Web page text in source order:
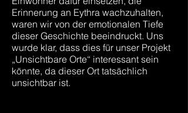
Erinnerung an Eythra wachzuhalten,
waren wir von der emotionalen Tiefe
dieser Geschichte beeindruckt. Uns
wurde klar, dass dies für unser Projekt
„Unsichtbare Orte“ interessant sein
könnte, da dieser Ort tatsächlich
unsichtbar ist.